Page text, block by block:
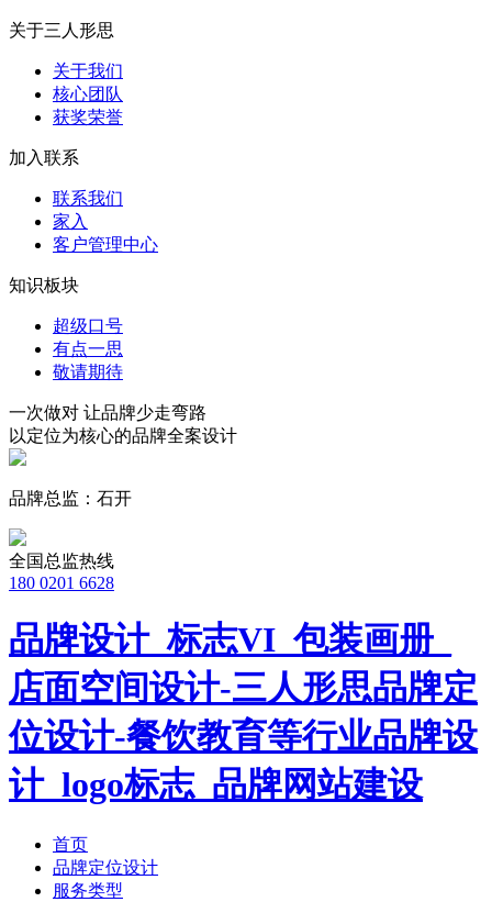
关于三人形思
关于我们
核心团队
获奖荣誉
加入联系
联系我们
家入
客户管理中心
知识板块
超级口号
有点一思
敬请期待
一次做对 让品牌少走弯路
以定位为核心的品牌全案设计
品牌总监：石开
全国总监热线
180 0201 6628
品牌设计_标志VI_包装画册_
店面空间设计-三人形思品牌定
位设计-餐饮教育等行业品牌设
计_logo标志_品牌网站建设
首页
品牌定位设计
服务类型